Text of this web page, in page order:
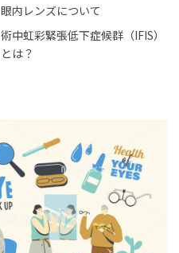
眼内レンズについて
術中虹彩緊張低下症候群（IFIS）
とは？